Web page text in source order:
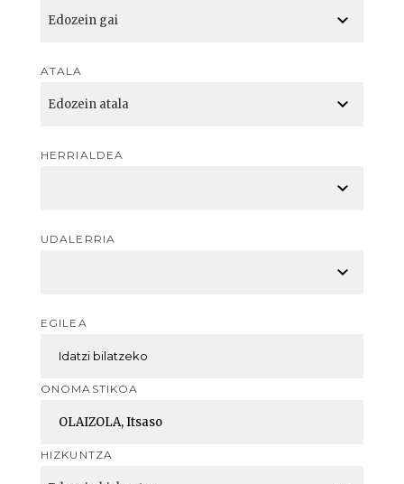
ATALA
HERRIALDEA
UDALERRIA
EGILEA
ONOMASTIKOA
HIZKUNTZA